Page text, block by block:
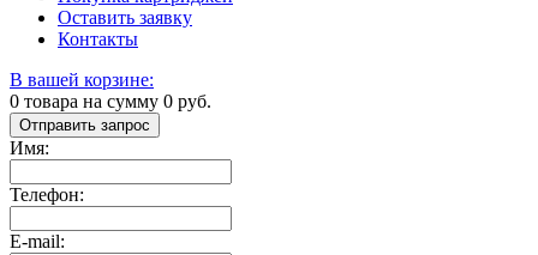
Оставить заявку
Контакты
В вашей корзине:
0 товара на сумму 0 руб.
Отправить запрос
Имя:
Телефон:
E-mail: